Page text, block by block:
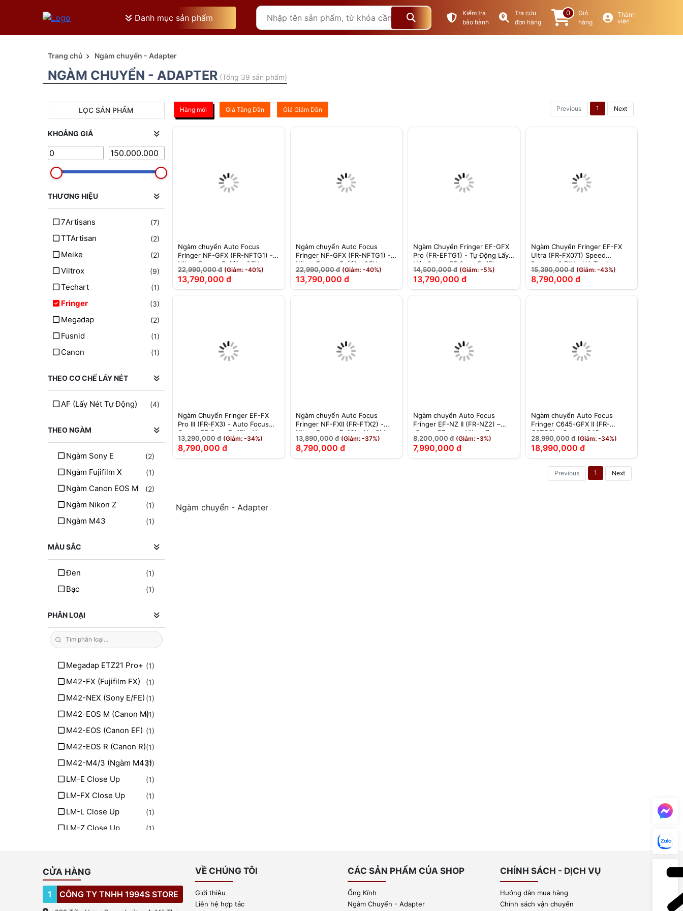
Danh mục sản phẩm
Kiểm tra
bảo hành
Tra cứu
đơn hàng
0
Giỏ
hàng
Thành
viên
Trang chủ Ngàm chuyển - Adapter
NGÀM CHUYỂN - ADAPTER (Tổng 39 sản phẩm)
LỌC SẢN PHẨM
KHOẢNG GIÁ
THƯƠNG HIỆU
7Artisans (7)
TTArtisan (2)
Meike (2)
Viltrox (9)
Techart (1)
Fringer (3)
Megadap (2)
Fusnid (1)
Canon (1)
THEO CƠ CHẾ LẤY NÉT
AF (lấy Nét Tự Động) (4)
THEO NGÀM
Ngàm Sony E (2)
Ngàm Fujifilm X (1)
Ngàm Canon EOS M (2)
Ngàm Nikon Z (1)
Ngàm M43 (1)
MÀU SẮC
Đen (1)
Bạc (1)
PHÂN LOẠI
Megadap ETZ21 Pro+ (1)
M42-FX (Fujifilm FX) (1)
M42-NEX (Sony E/FE) (1)
M42-EOS M (Canon M)(1)
M42-EOS (Canon EF) (1)
M42-EOS R (Canon R)(1)
M42-M4/3 (Ngàm M43)
(1)
LM-E Close Up (1)
LM-FX Close Up (1)
LM-L Close Up (1)
LM-Z Close Up (1)
Hàng mới Giá Tăng Dần Giá Giảm Dần Previous 1 Next
Ngàm chuyển Auto Focus
Fringer NF-GFX (FR-NFTG1) -
Nikon F sang Fujifilm GFX -
Chính Hãng
22,990,000 đ (Giảm: -40%)
13,790,000 đ
Ngàm chuyển Auto Focus
Fringer NF-GFX (FR-NFTG1) -
Nikon F sang Fujifilm GFX -
Chính Hãng
22,990,000 đ (Giảm: -40%)
13,790,000 đ
Ngàm Chuyển Fringer EF-GFX
Pro (FR-EFTG1) - Tự Động Lấy
Nét Canon EF Sang Fujifilm
GFX Medium Format
14,500,000 đ (Giảm: -5%)
13,790,000 đ
Ngàm Chuyển Fringer EF-FX
Ultra (FR-FX071) Speed
Booster 0.74X - Hỗ Trợ Auto
Focus Cho Fujifilm
15,390,000 đ (Giảm: -43%)
8,790,000 đ
Ngàm Chuyển Fringer EF-FX
Pro III (FR-FX3) - Auto Focus
Canon EF Sang Fujifilm X-
Mount
13,290,000 đ (Giảm: -34%)
8,790,000 đ
Ngàm chuyển Auto Focus
Fringer NF-FXII (FR-FTX2) -
Nikon F sang Fujifilm X - Chính
hãng
13,890,000 đ (Giảm: -37%)
8,790,000 đ
Ngàm chuyển Auto Focus
Fringer EF-NZ II (FR-NZ2) –
Canon EF sang Nikon Z
8,200,000 đ (Giảm: -3%)
7,990,000 đ
Ngàm chuyển Auto Focus
Fringer C645-GFX II (FR-
C6TG2) - Contax 645 sang
Fujifilm GFX - Chính Hãng
28,990,000 đ (Giảm: -34%)
18,990,000 đ
Previous 1 Next
Ngàm chuyển - Adapter
CỬA HÀNG
1 CÔNG TY TNHH 1994S STORE
VỀ CHÚNG TÔI
Giới thiệu
Liên hệ hợp tác
CÁC SẢN PHẨM CỦA SHOP
Ống Kính
Ngàm Chuyển - Adapter
CHÍNH SÁCH - DỊCH VỤ
Hướng dẫn mua hàng
Chính sách vận chuyển